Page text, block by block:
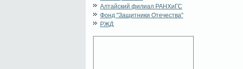
Алтайский филиал РАНХиГС
Фонд "Защитники Отечества"
РЖД